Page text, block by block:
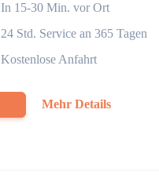
In 15-30 Min. vor Ort
24 Std. Service an 365 Tagen
Kostenlose Anfahrt
Mehr Details